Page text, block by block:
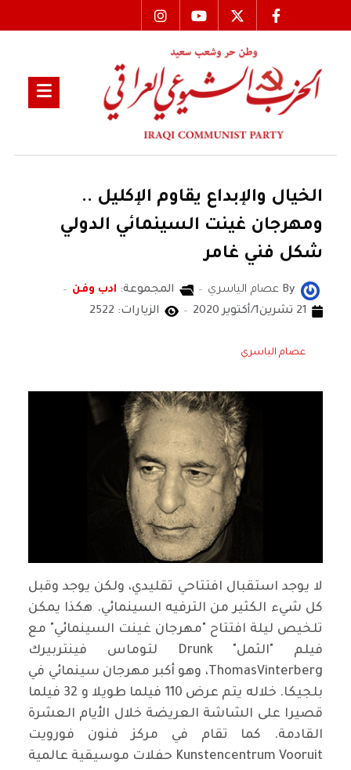
الخيال والإبداع يقاوم الإكليل ..
ومهرجان غينت السينمائي الدولي
شكل فني غامر
By عصام الياسري المجموعة: ادب وفن
21 تشرين1/أكتوير 2020
الزيارات: 2522
عصام الياسري
لا يوجد استقبال افتتاحي تقليدي، ولكن يوجد وقبل
كل شيء الكثير من الترفيه السينمائي. هكذا يمكن
تلخيص ليلة افتتاح "مهرجان غينت السينمائي" مع
فيلم "الثمل" Drunk لتوماس فينتربيرك
ThomasVinterberg، وهو أكبر مهرجان سينمائي في
بلجيكا. خلاله يتم عرض 110 فيلما طويلا و 32 فيلما
قصيرا على الشاشة العريضة خلال الأيام العشرة
القادمة. كما تقام في مركز فنون فورويت
Kunstencentrum Vooruit حفلات موسيقية عالمية